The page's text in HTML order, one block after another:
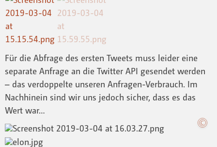
Für die Abfrage des ersten Tweets muss leider eine
separate Anfrage an die Twitter API gesendet werden
– das verdoppelte unseren Anfragen-Verbrauch. Im
Nachhinein sind wir uns jedoch sicher, dass es das
Wert war…